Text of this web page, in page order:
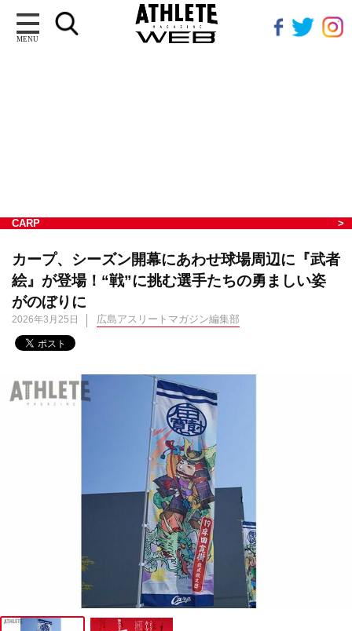
MENU
CARP
カープ、シーズン開幕にあわせ球場周辺に『武者
絵』が登場！“戦”に挑む選手たちの勇ましい姿
がのぼりに
2026年3月25日 広島アスリートマガジン編集部